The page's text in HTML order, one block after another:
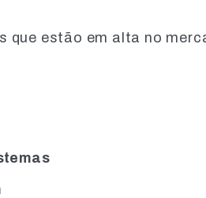
que estão em alta no